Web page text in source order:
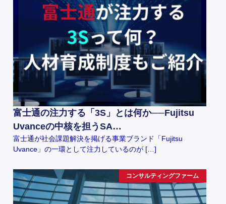
富士通の注力する「3S」とは何か──Fujitsu
Uvanceの中核を担うSA…
富士通が社会課題解決を掲げる事業ブランド「Fujitsu
Uvance」の一環として注力しているのが […]
コンサルティングファーム